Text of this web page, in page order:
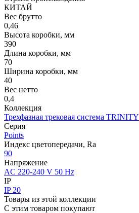
КИТАЙ
Вес брутто
0,46
Высота коробки, мм
390
Длина коробки, мм
70
Ширина коробки, мм
40
Вес нетто
0,4
Коллекция
Трехфазная трековая система TRINITY
Серия
Points
Индекс цветопередачи, Ra
90
Напряжение
AC 220-240 V 50 Hz
IP
IP 20
Товары из этой коллекции
С этим товаром покупают